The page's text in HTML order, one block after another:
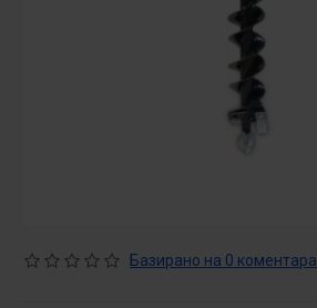
Базирано на 0 коментара.